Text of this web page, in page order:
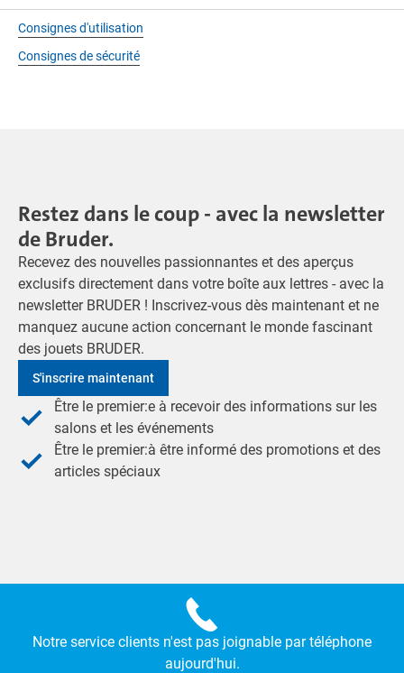
Consignes d'utilisation
Consignes de sécurité
Restez dans le coup - avec la newsletter
de Bruder.
Recevez des nouvelles passionnantes et des aperçus
exclusifs directement dans votre boîte aux lettres - avec la
newsletter BRUDER ! Inscrivez-vous dès maintenant et ne
manquez aucune action concernant le monde fascinant
des jouets BRUDER.
S'inscrire maintenant
Être le premier:e à recevoir des informations sur les
salons et les événements
Être le premier:à être informé des promotions et des
articles spéciaux
Notre service clients n'est pas joignable par téléphone
aujourd'hui.